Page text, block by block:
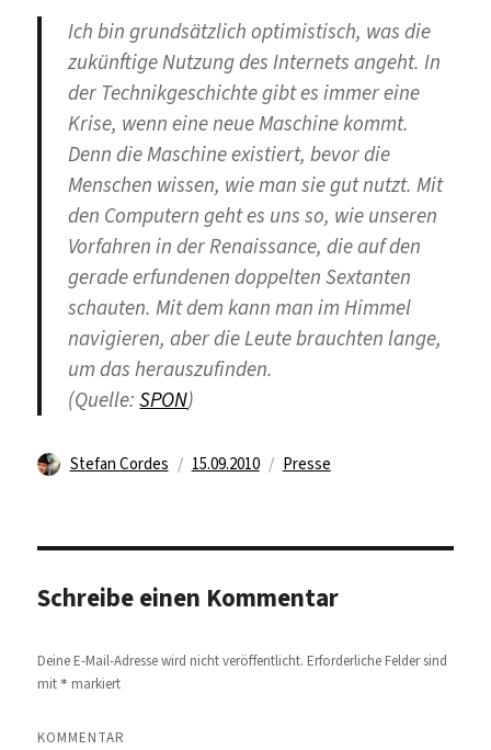
Ich bin grundsätzlich optimistisch, was die
zukünftige Nutzung des Internets angeht. In
der Technikgeschichte gibt es immer eine
Krise, wenn eine neue Maschine kommt.
Denn die Maschine existiert, bevor die
Menschen wissen, wie man sie gut nutzt. Mit
den Computern geht es uns so, wie unseren
Vorfahren in der Renaissance, die auf den
gerade erfundenen doppelten Sextanten
schauten. Mit dem kann man im Himmel
navigieren, aber die Leute brauchten lange,
um das herauszufinden.
(Quelle:SPON)
Autor
Stefan Cordes
Veröffentlicht
15.09.2010 Kategorien
Presse
Schreibe einen Kommentar
Deine E-Mail-Adresse wird nicht veröffentlicht. Erforderliche Felder sind
mit * markiert
KOMMENTAR